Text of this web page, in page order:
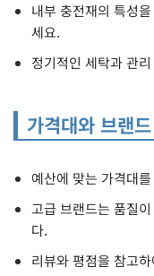
내부 충전재의 특성
세요.
정기적인 세탁과 관
가격대와 브랜
예산에 맞는 가격대
고급 브랜드는 품질
다.
리뷰와 평점을 참고